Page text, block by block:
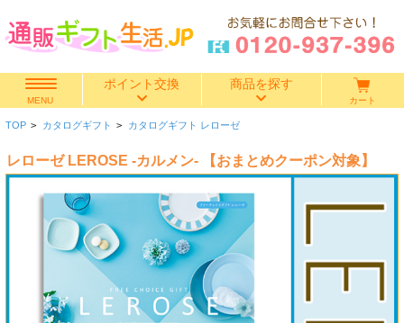
MENU
ポイント交換 商品を探す
快気祝い
香典返し
出産内祝い
結婚引き出物
カート
TOP > カタログギフト > カタログギフト レローゼ
レローゼ LEROSE -カルメン- 【おまとめクーポン対象】